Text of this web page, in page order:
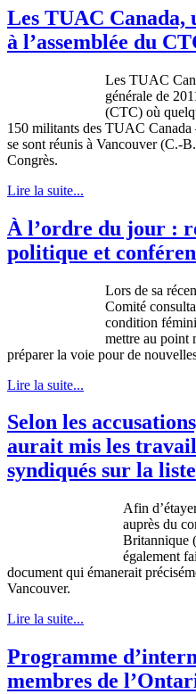
Les TUAC Canada,
à l’assemblée du
Les TUAC
générale de
(CTC) où
150 militants des TUAC
se sont réunis à Vancouver (C.-
Congrès.
Lire la suite...
À l’ordre du jour :
politique et
Lors de sa
Comité
condition
mettre au point
préparer la voie pour de
Lire la suite...
Selon les
aurait mis les
syndiqués sur la
Afin
auprès du
Britannique (
également
document qui émanerait
Vancouver.
Lire la suite...
Programme
membres de